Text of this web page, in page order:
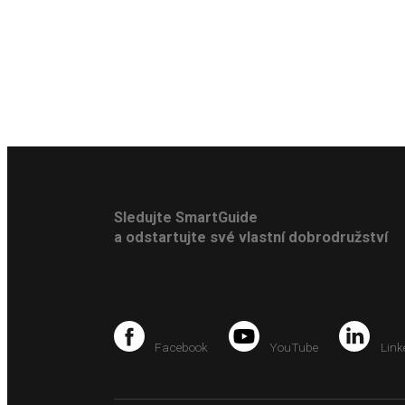
Sledujte SmartGuide
a odstartujte své vlastní dobrodružství
Facebook YouTube